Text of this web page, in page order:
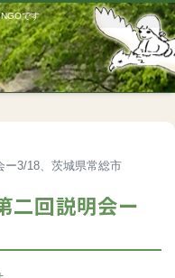
です
ー3/18、茨城県常総市
二回説明会ー